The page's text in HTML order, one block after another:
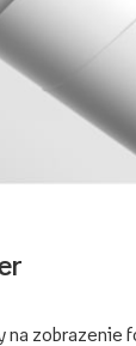
na zobrazenie